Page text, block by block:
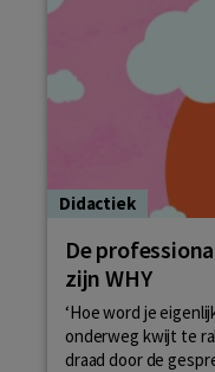
Didactiek
De
zijn WHY
‘Hoe word je
onderweg kwijt te
draad door de